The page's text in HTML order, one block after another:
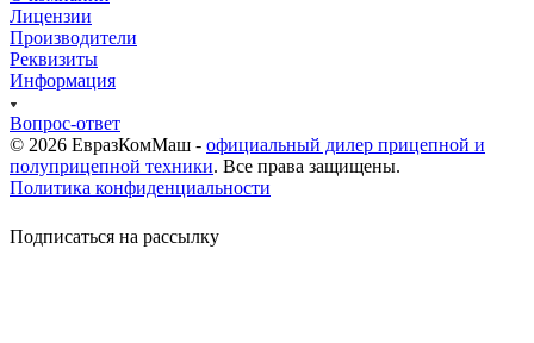
Лицензии
Производители
Реквизиты
Информация
Вопрос-ответ
© 2026 ЕвразКомМаш - официальный дилер прицепной и
полуприцепной техники. Все права защищены.
Политика конфиденциальности
Подписаться на рассылку